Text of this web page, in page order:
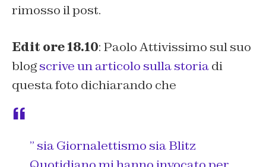
rimosso il post.
Edit ore 18.10: Paolo Attivissimo sul suo
blogscrive un articolo sulla storiadi
questa foto dichiarando che
” sia Giornalettismo sia Blitz